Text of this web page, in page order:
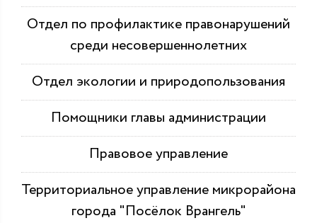
Отдел по профилактике правонарушений
среди несовершеннолетних
Отдел экологии и природопользования
Помощники главы администрации
Правовое управление
Территориальное управление микрорайона
города "Посёлок Врангель"